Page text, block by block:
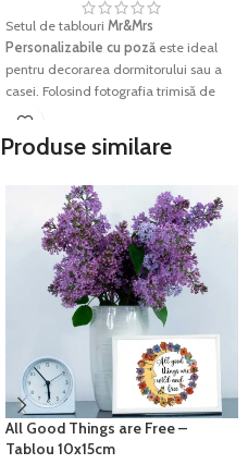
Setul de tablouri Mr&Mrs
Personalizabile cu poză este ideal
pentru decorarea dormitorului sau a
casei. Folosind fotografia trimisă de
tine vom aduce la viață cele mai
frumoase amintiri înrămate.
, hârtie ce redă cu acuratețe
cromatica excelentă și densitatea
maximă pentru negru. Culorile sunt
garantate să reziste perioade foarte
lungi de timp fără a-și pierde din
intensitate.
Fiecare tablou este prelucrat manual și
verificat cu atenție înainte de a fi
expediat.
Produse similare
All Good Things are Free –
Tablou 10x15cm